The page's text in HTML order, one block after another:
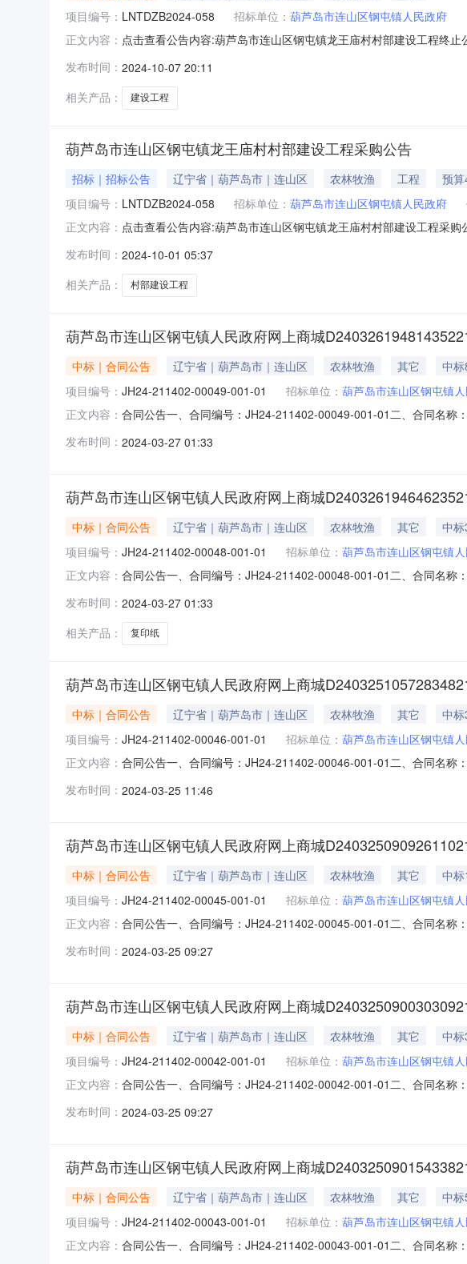
项目编号： LNTDZB2024-058 招标单位： 葫芦岛市连山区钢屯镇人民政府
正文内容： 点击查看公告内容:葫芦岛市连山区钢屯镇龙王庙村村部建设工程终
葫芦岛市连山区钢屯镇钢东村1号招标代理机构：辽宁通达工程咨询
件：lntdgc
发布时间： 2024-10-07 20:11
相关产品：
建设工程
葫芦岛市连山区钢屯镇龙王庙村村部建设工程采购公告
招标｜招标公告 辽宁省｜葫芦岛市｜连山区 农林牧渔 工程
预
项目编号： LNTDZB2024-058 招标单位： 葫芦岛市连山区钢屯镇人民政府
正文内容： 点击查看公告内容:葫芦岛市连山区钢屯镇龙王庙村村部建设工程采
葫芦岛市连山区钢屯镇人民政府。本项目已具备招标条件，现招标方
划分为1个标段，本
发布时间： 2024-10-01 05:37
相关产品：
村部建设工程
葫芦岛市连山区钢屯镇人民政府网上商城
中标｜合同公告 辽宁省｜葫芦岛市｜连山区 农林牧渔 其它
中
项目编号： JH24-211402-00049-001-01 招标单位： 葫芦岛市连山区钢屯镇
正文内容： 合同公告一、合同编号：JH24-211402-00049-001-01二、合同名称
方）：沈阳鼎信德科贸有限公司地址：辽宁省沈阳市和平区三好街
发布时间： 2024-03-27 01:33
葫芦岛市连山区钢屯镇人民政府网上商城
中标｜合同公告 辽宁省｜葫芦岛市｜连山区 农林牧渔 其它
中
项目编号： JH24-211402-00048-001-01 招标单位： 葫芦岛市连山区钢屯镇
正文内容： 合同公告一、合同编号：JH24-211402-00048-001-01二、合同名称
方）：沈阳勤威科技有限公司地址：辽宁省沈阳市沈河区北文萃路
发布时间： 2024-03-27 01:33
相关产品：
复印纸
葫芦岛市连山区钢屯镇人民政府网上商城
中标｜合同公告 辽宁省｜葫芦岛市｜连山区 农林牧渔 其它
中
项目编号： JH24-211402-00046-001-01 招标单位： 葫芦岛市连山区钢屯镇
正文内容： 合同公告一、合同编号：JH24-211402-00046-001-01二、合同名称
方）：沈阳鼎信德科贸有限公司地址：辽宁省沈阳市和平区三好街
发布时间： 2024-03-25 11:46
葫芦岛市连山区钢屯镇人民政府网上商城
中标｜合同公告 辽宁省｜葫芦岛市｜连山区 农林牧渔 其它
中
项目编号： JH24-211402-00045-001-01 招标单位： 葫芦岛市连山区钢屯镇
正文内容： 合同公告一、合同编号：JH24-211402-00045-001-01二、合同名称
方）：沈阳鼎信德科贸有限公司地址：辽宁省沈阳市和平区三好街
发布时间： 2024-03-25 09:27
葫芦岛市连山区钢屯镇人民政府网上商城
中标｜合同公告 辽宁省｜葫芦岛市｜连山区 农林牧渔 其它
中
项目编号： JH24-211402-00042-001-01 招标单位： 葫芦岛市连山区钢屯镇
正文内容： 合同公告一、合同编号：JH24-211402-00042-001-01二、合同名称
方）：珠海纳思达智数电子商务有限公司辽宁省分公司地址：沈阳市
发布时间： 2024-03-25 09:27
葫芦岛市连山区钢屯镇人民政府网上商城
中标｜合同公告 辽宁省｜葫芦岛市｜连山区 农林牧渔 其它
中
项目编号： JH24-211402-00043-001-01 招标单位： 葫芦岛市连山区钢屯镇
正文内容： 合同公告一、合同编号：JH24-211402-00043-001-01二、合同名称